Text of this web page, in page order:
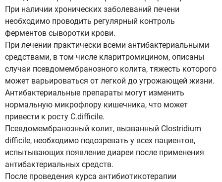
При наличии хронических заболеваний печени
необходимо проводить регулярный контроль
ферментов сыворотки крови.
При лечении практически всеми антибактериальными
средствами, в том числе кларитромицином, описаны
случаи псевдомембранозного колита, тяжесть которого
может варьироваться от легкой до угрожающей жизни.
Антибактериальные препараты могут изменить
нормальную микрофлору кишечника, что может
привести к росту C.difficile.
Псевдомембранозный колит, вызванный Clostridium
difficile, необходимо подозревать у всех пациентов,
испытывающих появление диареи после применения
антибактериальных средств.
После проведения курса антибиотикотерапии